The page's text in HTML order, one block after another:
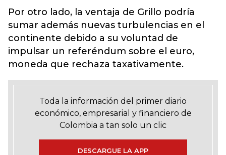
Por otro lado, la ventaja de Grillo podría
sumar además nuevas turbulencias en el
continente debido a su voluntad de
impulsar un referéndum sobre el euro,
moneda que rechaza taxativamente.
Toda la información del primer diario
económico, empresarial y financiero de
Colombia a tan solo un clic
DESCARGUE LA APP